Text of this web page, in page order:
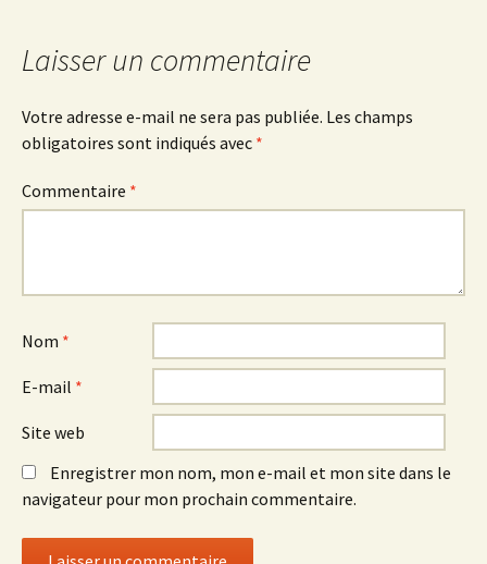
des
articles
Laisser un commentaire
Votre adresse e-mail ne sera pas publiée. Les champs
obligatoires sont indiqués avec *
Commentaire *
Nom *
E-mail *
Site web
Enregistrer mon nom, mon e-mail et mon site dans le
navigateur pour mon prochain commentaire.